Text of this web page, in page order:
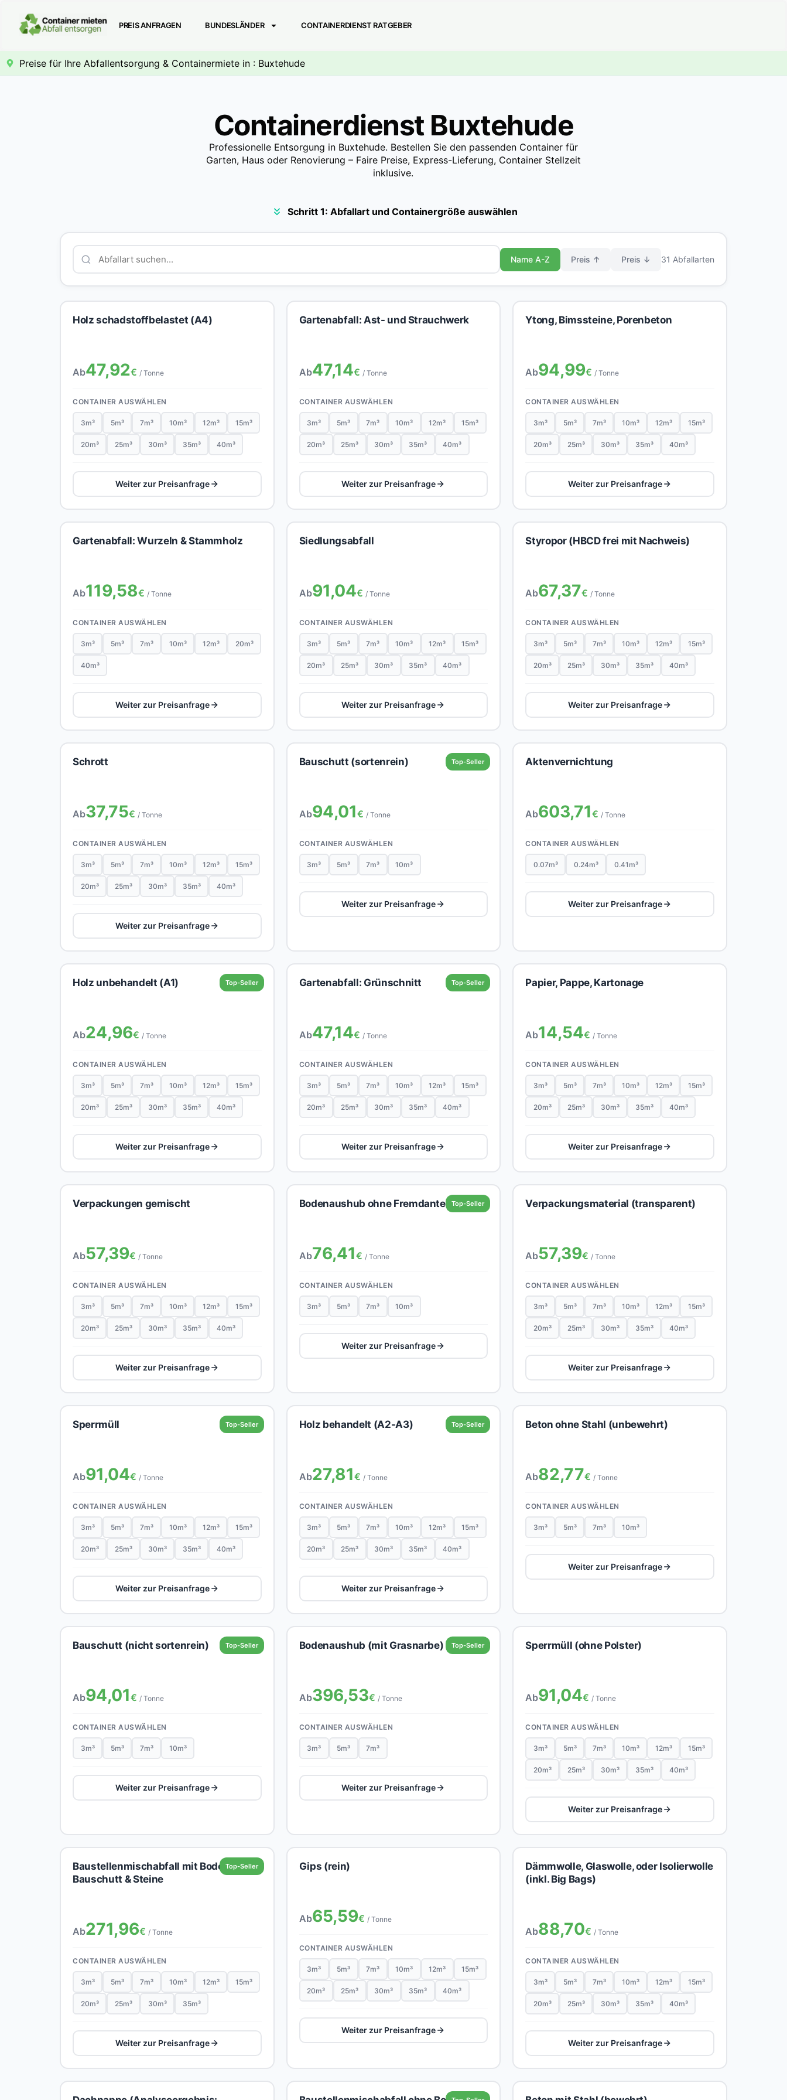
PREIS ANFRAGEN BUNDESLÄNDER CONTAINERDIENST RATGEBER
Preise für Ihre Abfallentsorgung & Containermiete in : Buxtehude
Containerdienst Buxtehude
Professionelle Entsorgung in Buxtehude. Bestellen Sie den passenden Container für
Garten, Haus oder Renovierung – Faire Preise, Express-Lieferung, Container Stellzeit
inklusive.
Schritt 1: Abfallart und Containergröße auswählen
Name A-Z Preis ↑ Preis ↓ 31 Abfallarten
Holz schadstoffbelastet (A4)
Ab47,92€ / Tonne
CONTAINER AUSWÄHLEN
3m³ 5m³ 7m³ 10m³ 12m³ 15m³
20m³ 25m³ 30m³ 35m³ 40m³
Weiter zur Preisanfrage
Gartenabfall: Ast- und Strauchwerk
Ab47,14€ / Tonne
CONTAINER AUSWÄHLEN
3m³ 5m³ 7m³ 10m³ 12m³ 15m³
20m³ 25m³ 30m³ 35m³ 40m³
Weiter zur Preisanfrage
Ytong, Bimssteine, Porenbeton
Ab94,99€ / Tonne
CONTAINER AUSWÄHLEN
3m³ 5m³ 7m³ 10m³ 12m³ 15m³
20m³ 25m³ 30m³ 35m³ 40m³
Weiter zur Preisanfrage
Gartenabfall: Wurzeln & Stammholz
Ab119,58€ / Tonne
CONTAINER AUSWÄHLEN
3m³ 5m³ 7m³ 10m³ 12m³ 20m³
40m³
Weiter zur Preisanfrage
Siedlungsabfall
Ab91,04€ / Tonne
CONTAINER AUSWÄHLEN
3m³ 5m³ 7m³ 10m³ 12m³ 15m³
20m³ 25m³ 30m³ 35m³ 40m³
Weiter zur Preisanfrage
Styropor (HBCD frei mit Nachweis)
Ab67,37€ / Tonne
CONTAINER AUSWÄHLEN
3m³ 5m³ 7m³ 10m³ 12m³ 15m³
20m³ 25m³ 30m³ 35m³ 40m³
Weiter zur Preisanfrage
Schrott
Ab37,75€ / Tonne
CONTAINER AUSWÄHLEN
3m³ 5m³ 7m³ 10m³ 12m³ 15m³
20m³ 25m³ 30m³ 35m³ 40m³
Weiter zur Preisanfrage
Top-Seller
Bauschutt (sortenrein)
Ab94,01€ / Tonne
CONTAINER AUSWÄHLEN
3m³ 5m³ 7m³ 10m³
Weiter zur Preisanfrage
Aktenvernichtung
Ab603,71€ / Tonne
CONTAINER AUSWÄHLEN
0.07m³ 0.24m³ 0.41m³
Weiter zur Preisanfrage
Top-Seller
Holz unbehandelt (A1)
Ab24,96€ / Tonne
CONTAINER AUSWÄHLEN
3m³ 5m³ 7m³ 10m³ 12m³ 15m³
20m³ 25m³ 30m³ 35m³ 40m³
Weiter zur Preisanfrage
Top-Seller
Gartenabfall: Grünschnitt
Ab47,14€ / Tonne
CONTAINER AUSWÄHLEN
3m³ 5m³ 7m³ 10m³ 12m³ 15m³
20m³ 25m³ 30m³ 35m³ 40m³
Weiter zur Preisanfrage
Papier, Pappe, Kartonage
Ab14,54€ / Tonne
CONTAINER AUSWÄHLEN
3m³ 5m³ 7m³ 10m³ 12m³ 15m³
20m³ 25m³ 30m³ 35m³ 40m³
Weiter zur Preisanfrage
Verpackungen gemischt
Ab57,39€ / Tonne
CONTAINER AUSWÄHLEN
3m³ 5m³ 7m³ 10m³ 12m³ 15m³
20m³ 25m³ 30m³ 35m³ 40m³
Weiter zur Preisanfrage
Top-Seller
Bodenaushub ohne Fremdanteil
Ab76,41€ / Tonne
CONTAINER AUSWÄHLEN
3m³ 5m³ 7m³ 10m³
Weiter zur Preisanfrage
Verpackungsmaterial (transparent)
Ab57,39€ / Tonne
CONTAINER AUSWÄHLEN
3m³ 5m³ 7m³ 10m³ 12m³ 15m³
20m³ 25m³ 30m³ 35m³ 40m³
Weiter zur Preisanfrage
Top-Seller
Sperrmüll
Ab91,04€ / Tonne
CONTAINER AUSWÄHLEN
3m³ 5m³ 7m³ 10m³ 12m³ 15m³
20m³ 25m³ 30m³ 35m³ 40m³
Weiter zur Preisanfrage
Top-Seller
Holz behandelt (A2-A3)
Ab27,81€ / Tonne
CONTAINER AUSWÄHLEN
3m³ 5m³ 7m³ 10m³ 12m³ 15m³
20m³ 25m³ 30m³ 35m³ 40m³
Weiter zur Preisanfrage
Beton ohne Stahl (unbewehrt)
Ab82,77€ / Tonne
CONTAINER AUSWÄHLEN
3m³ 5m³ 7m³ 10m³
Weiter zur Preisanfrage
Top-Seller
Bauschutt (nicht sortenrein)
Ab94,01€ / Tonne
CONTAINER AUSWÄHLEN
3m³ 5m³ 7m³ 10m³
Weiter zur Preisanfrage
Top-Seller
Bodenaushub (mit Grasnarbe)
Ab396,53€ / Tonne
CONTAINER AUSWÄHLEN
3m³ 5m³ 7m³
Weiter zur Preisanfrage
Sperrmüll (ohne Polster)
Ab91,04€ / Tonne
CONTAINER AUSWÄHLEN
3m³ 5m³ 7m³ 10m³ 12m³ 15m³
20m³ 25m³ 30m³ 35m³ 40m³
Weiter zur Preisanfrage
Top-Seller
Baustellenmischabfall mit Boden,
Bauschutt & Steine
Ab271,96€ / Tonne
CONTAINER AUSWÄHLEN
3m³ 5m³ 7m³ 10m³ 12m³ 15m³
20m³ 25m³ 30m³ 35m³
Weiter zur Preisanfrage
Gips (rein)
Ab65,59€ / Tonne
CONTAINER AUSWÄHLEN
3m³ 5m³ 7m³ 10m³ 12m³ 15m³
20m³ 25m³ 30m³ 35m³ 40m³
Weiter zur Preisanfrage
Dämmwolle, Glaswolle, oder Isolierwolle
(inkl. Big Bags)
Ab88,70€ / Tonne
CONTAINER AUSWÄHLEN
3m³ 5m³ 7m³ 10m³ 12m³ 15m³
20m³ 25m³ 30m³ 35m³ 40m³
Weiter zur Preisanfrage